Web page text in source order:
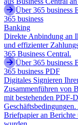
Über 365 business
365 business
Banking
Direkte Anbindung an
und effizienter
365 Business Central.
Über 365 business
365 business PDF
Digitales Signieren
Zusammenführen von
mit bestehenden PDF-
Briefpapier an Berichte